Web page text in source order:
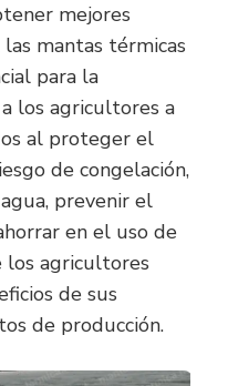
mejores
mantas térmicas
para la
los agricultores a
al proteger el
de congelación,
prevenir el
en el uso de
los agricultores
de sus
de producción.